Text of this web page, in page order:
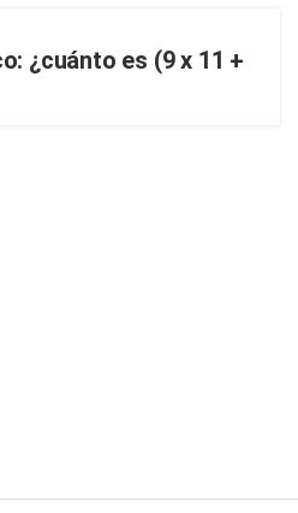
¿cuánto es (9 x 11 +